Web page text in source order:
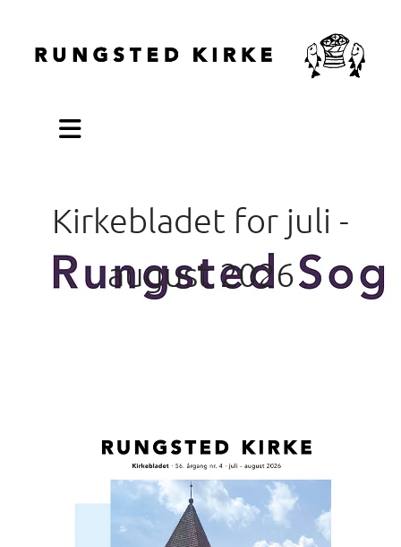
Kirkebladet for juli -
august 2026